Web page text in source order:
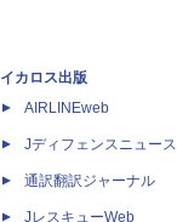
イカロス出版
AIRLINEweb
Jディフェンスニュース
通訳翻訳ジャーナル
JレスキューWeb